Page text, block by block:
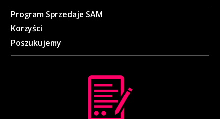
Program Sprzedaje SAM
Korzyści
Poszukujemy